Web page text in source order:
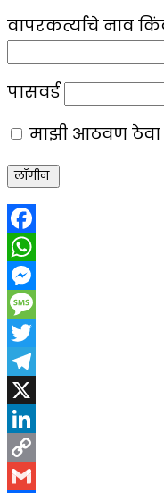
वापरकर्त्याचे नाव
पासवर्ड
माझी आठवण ठेवा
Facebook
WhatsApp
Messenger
Message
Twitter
Telegram
X
LinkedIn
Copy